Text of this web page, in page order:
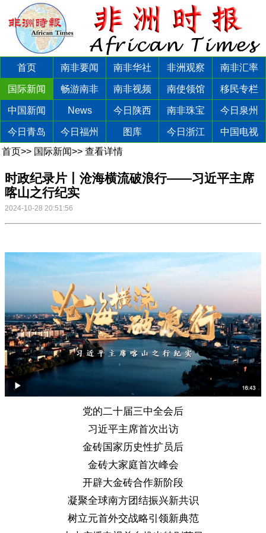
首页 南非要闻 南非华社 非洲观察 南非汇率
国际新闻 畅游南非 南非视频 南使领馆 移民专栏
中国新闻 News 今日陕西 南非珠宝 今日泉州
今日青岛 今日福州 图库 今日浙江
中国电视
首页>> 国际新闻>> 查看详情
时政纪录片丨沧海横流破浪行——习近平主席
喀山之行纪实
2024-10-28 20:51:56
党的二十届三中全会后
习近平主席首次出访
金砖国家历史性扩员后
金砖大家庭首次峰会
开辟大金砖合作新阶段
凝聚全球南方团结振兴新共识
树立元首外交战略引领新典范